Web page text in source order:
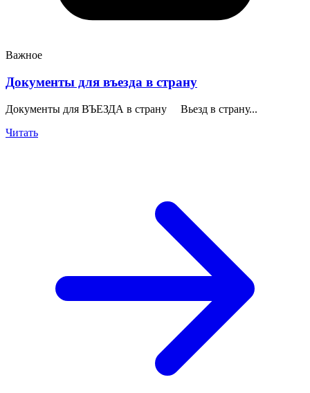
Важное
Документы для въезда в страну
Документы для ВЪЕЗДА в страну Вьезд в страну...
Читать